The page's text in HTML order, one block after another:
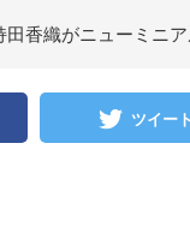
香織がニューミニ
ツイー